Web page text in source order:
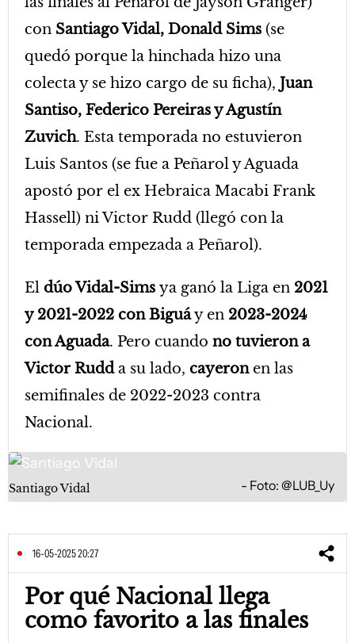
con Santiago Vidal, Donald Sims (se
quedó porque la hinchada hizo una
colecta y se hizo cargo de su ficha), Juan
Santiso, Federico Pereiras y Agustín
Zuvich. Esta temporada no estuvieron
Luis Santos (se fue a Peñarol y Aguada
apostó por el ex Hebraica Macabi Frank
Hassell) ni Victor Rudd (llegó con la
temporada empezada a Peñarol).
El dúo Vidal-Sims ya ganó la Liga en 2021
y 2021-2022 con Biguáy en 2023-2024
con Aguada. Pero cuando no tuvieron a
Victor Rudda su lado, cayeron en las
semifinales de 2022-2023 contra
Nacional.
Santiago Vidal Foto: @LUB_Uy
16-05-2025 20:27
Por qué Nacional llega
como favorito a las finales